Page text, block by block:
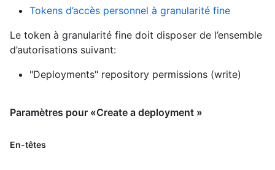
Tokens d’accès personnel à granularité fine
Le token à granularité fine doit disposer de l’ensemble
d’autorisations suivant:
"Deployments" repository permissions (write)
Paramètres pour «Create a deployment »
En-têtes